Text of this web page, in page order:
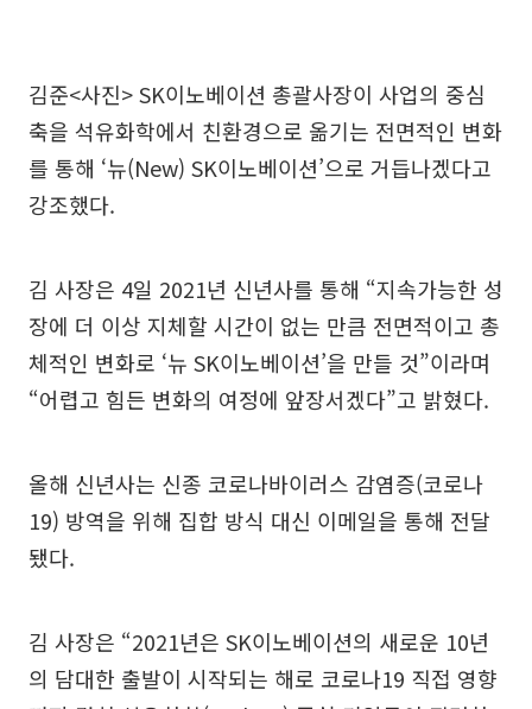
김준<사진> SK이노베이션 총괄사장이 사업의 중심
축을 석유화학에서 친환경으로 옮기는 전면적인 변화
를 통해 ‘뉴(New) SK이노베이션’으로 거듭나겠다고
강조했다.
김 사장은 4일 2021년 신년사를 통해 “지속가능한 성
장에 더 이상 지체할 시간이 없는 만큼 전면적이고 총
체적인 변화로 ‘뉴 SK이노베이션’을 만들 것”이라며
“어렵고 힘든 변화의 여정에 앞장서겠다”고 밝혔다.
올해 신년사는 신종 코로나바이러스 감염증(코로나
19) 방역을 위해 집합 방식 대신 이메일을 통해 전달
됐다.
김 사장은 “2021년은 SK이노베이션의 새로운 10년
의 담대한 출발이 시작되는 해로 코로나19 직접 영향